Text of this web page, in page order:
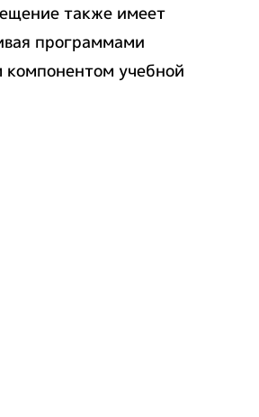
также имеет
программами
учебной